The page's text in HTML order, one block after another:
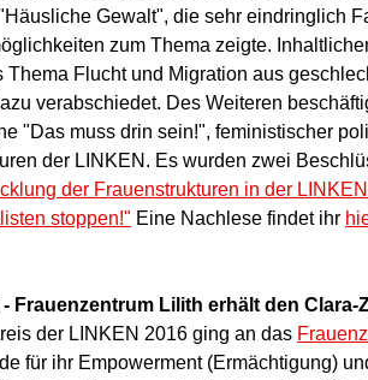
Gewalt", die sehr eindringlich
zum Thema zeigte.
Thema Flucht und Migration aus
verabschiedet. Des Weiteren
"Das muss drin sein!", feministischer
der LINKEN. Es wurden zwei
der Frauenstrukturen in der
stoppen!" Eine Nachlese findet ihr
Frauenzentrum Lilith erhält den Clara-
der LINKEN 2016 ging an das
für ihr Empowerment (Ermächtigung)